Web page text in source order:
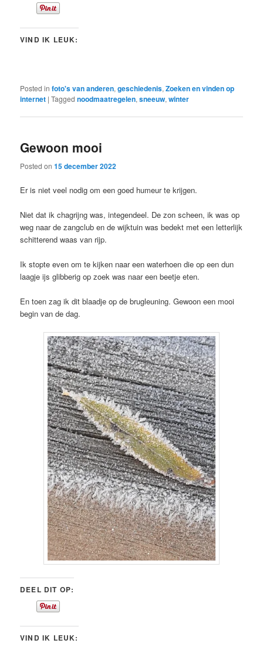
VIND IK LEUK:
Posted in foto's van anderen,geschiedenis,Zoeken en vinden op
internet |Tagged noodmaatregelen,sneeuw,winter
Gewoon mooi
Posted on15 december 2022
Er is niet veel nodig om een goed humeur te krijgen.
Niet dat ik chagrijng was, integendeel. De zon scheen, ik was op
weg naar de zangclub en de wijktuin was bedekt met een letterlijk
schitterend waas van rijp.
Ik stopte even om te kijken naar een waterhoen die op een dun
laagje ijs glibberig op zoek was naar een beetje eten.
En toen zag ik dit blaadje op de brugleuning. Gewoon een mooi
begin van de dag.
DEEL DIT OP:
VIND IK LEUK: